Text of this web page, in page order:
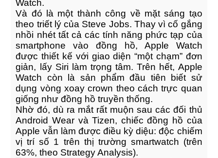
Watch.
Và đó là một thành công về mặt sáng tạo
theo triết lý của Steve Jobs. Thay vì cố gắng
nhồi nhét tất cả các tính năng phức tạp của
smartphone vào đồng hồ, Apple Watch
được thiết kế với giao diện “một chạm” đơn
giản, lấy Siri làm trọng tâm. Trên hết, Apple
Watch còn là sản phẩm đầu tiên biết sử
dụng vòng xoay crown theo cách trực quan
giống như đồng hồ truyền thống.
Nhờ đó, dù ra mắt rất muộn sau các đối thủ
Android Wear và Tizen, chiếc đồng hồ của
Apple vẫn làm được điều kỳ diệu: độc chiếm
vị trí số 1 trên thị trường smartwatch (trên
63%, theo Strategy Analysis).